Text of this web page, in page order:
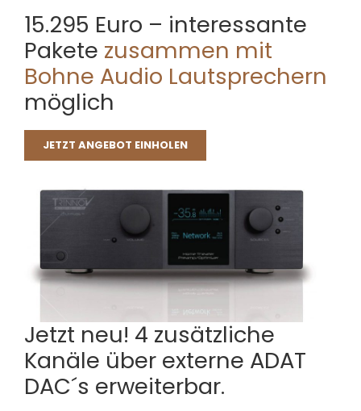
15.295 Euro – interessante
Pakete zusammen mit
Bohne Audio Lautsprechern
möglich
JETZT ANGEBOT EINHOLEN
Jetzt neu! 4 zusätzliche
Kanäle über externe ADAT
DAC´s erweiterbar.